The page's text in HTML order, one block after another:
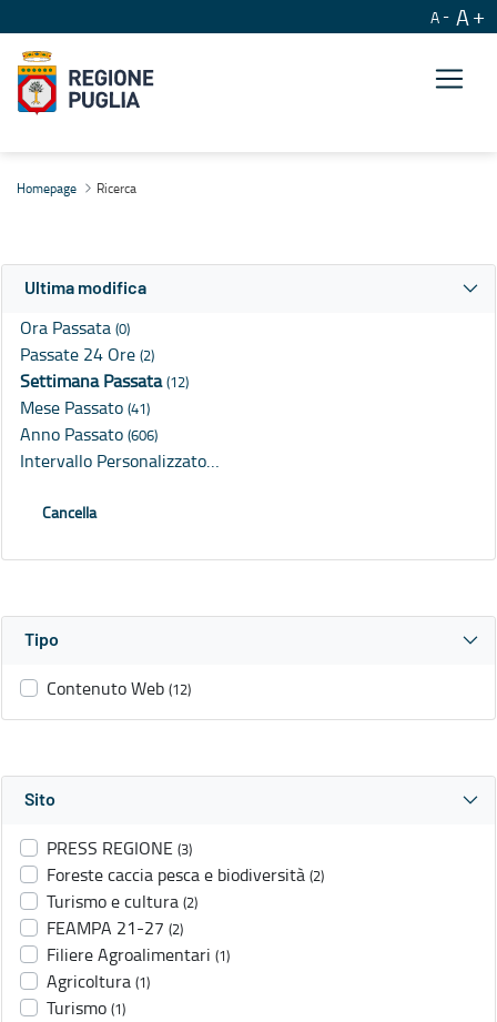
A A
Homepage Ricerca
Ultima modifica
Ora Passata (0)
Passate 24 Ore (2)
Settimana Passata(12)
Mese Passato (41)
Anno Passato (606)
Intervallo Personalizzato…
Cancella
Tipo
Contenuto Web (12)
Sito
PRESS REGIONE (3)
Foreste caccia pesca e biodiversità (2)
Turismo e cultura (2)
FEAMPA 21-27 (2)
Filiere Agroalimentari (1)
Agricoltura (1)
Turismo (1)